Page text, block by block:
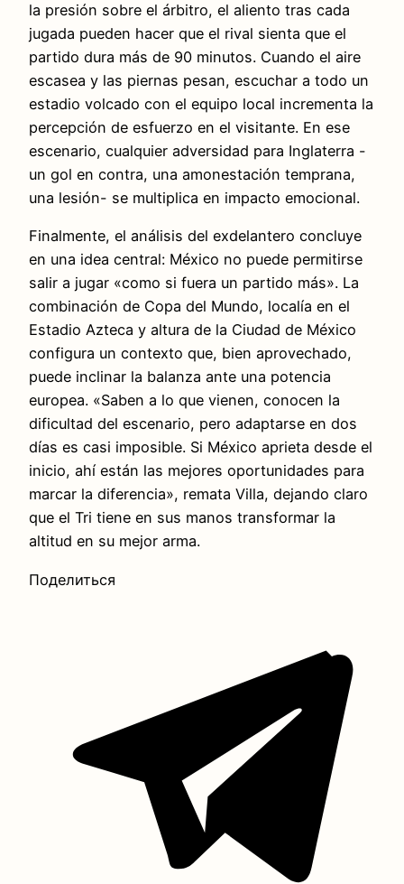
la presión sobre el árbitro, el aliento tras cada
jugada pueden hacer que el rival sienta que el
partido dura más de 90 minutos. Cuando el aire
escasea y las piernas pesan, escuchar a todo un
estadio volcado con el equipo local incrementa la
percepción de esfuerzo en el visitante. En ese
escenario, cualquier adversidad para Inglaterra -
un gol en contra, una amonestación temprana,
una lesión- se multiplica en impacto emocional.
Finalmente, el análisis del exdelantero concluye
en una idea central: México no puede permitirse
salir a jugar «como si fuera un partido más». La
combinación de Copa del Mundo, localía en el
Estadio Azteca y altura de la Ciudad de México
configura un contexto que, bien aprovechado,
puede inclinar la balanza ante una potencia
europea. «Saben a lo que vienen, conocen la
dificultad del escenario, pero adaptarse en dos
días es casi imposible. Si México aprieta desde el
inicio, ahí están las mejores oportunidades para
marcar la diferencia», remata Villa, dejando claro
que el Tri tiene en sus manos transformar la
altitud en su mejor arma.
Поделиться